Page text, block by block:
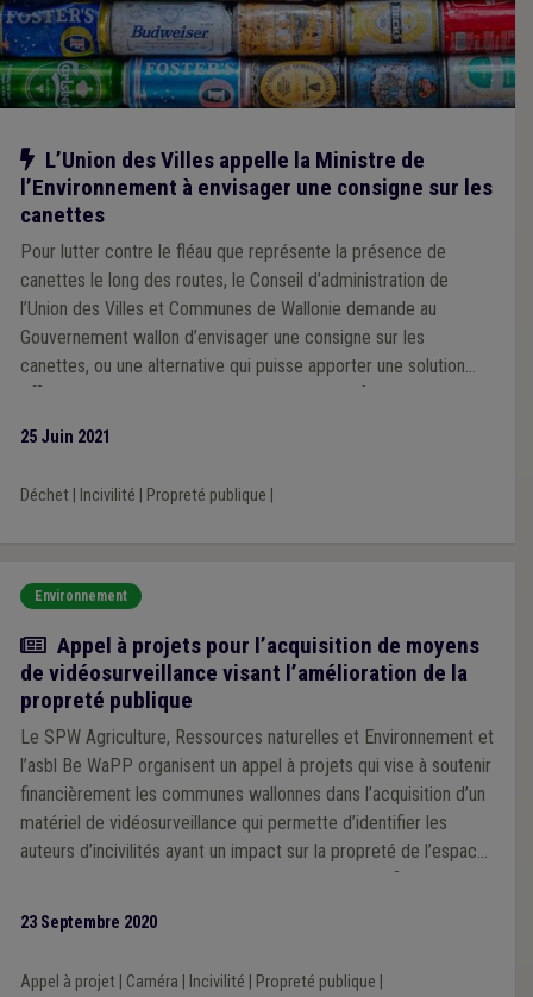
Notre action
L’Union des Villes appelle la Ministre de
l’Environnement à envisager une consigne sur les
canettes
Pour lutter contre le fléau que représente la présence de
canettes le long des routes, le Conseil d’administration de
l’Union des Villes et Communes de Wallonie demande au
Gouvernement wallon d’envisager une consigne sur les
canettes, ou une alternative qui puisse apporter une solution
efficace au problème. Cette demande est renforcée par de
25 Juin 2021
Déchet| Incivilité Propreté publique
Environnement
Actualité
Appel à projets pour l’acquisition de moyens
de vidéosurveillance visant l’amélioration de la
propreté publique
Le SPW Agriculture, Ressources naturelles et Environnement et
l’asbl Be WaPP organisent un appel à projets qui vise à soutenir
financièrement les communes wallonnes dans l’acquisition d’un
matériel de vidéosurveillance qui permette d’identifier les
auteurs d’incivilités ayant un impact sur la propreté de l’espace
public. Le montant maximum de la subvention est fixé à 25 000
23 Septembre 2020
Appel à projet| Caméra Incivilité Propreté publique